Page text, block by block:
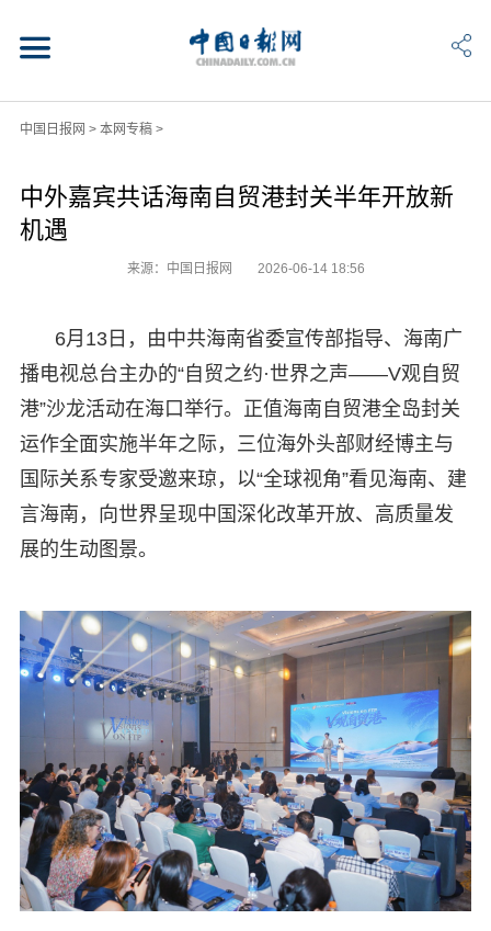
中国日报网 > 本网专稿>
中外嘉宾共话海南自贸港封关半年开放新
机遇
来源：中国日报网 2026-06-14 18:56
6月13日，由中共海南省委宣传部指导、海南广
播电视总台主办的“自贸之约·世界之声——V观自贸
港”沙龙活动在海口举行。正值海南自贸港全岛封关
运作全面实施半年之际，三位海外头部财经博主与
国际关系专家受邀来琼，以“全球视角”看见海南、建
言海南，向世界呈现中国深化改革开放、高质量发
展的生动图景。